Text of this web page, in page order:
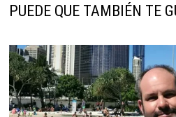
PUEDE QUE TAMBIÉN TE